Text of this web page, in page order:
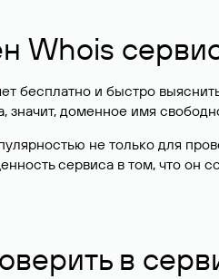
Whois
бесплатно и быстро
значит, доменное имя
не только для
сервиса в том, что
в